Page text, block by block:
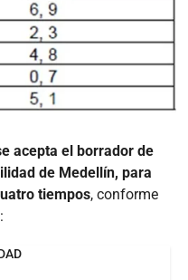
acepta el borrador de
de Medellín, para
tiempos, conforme